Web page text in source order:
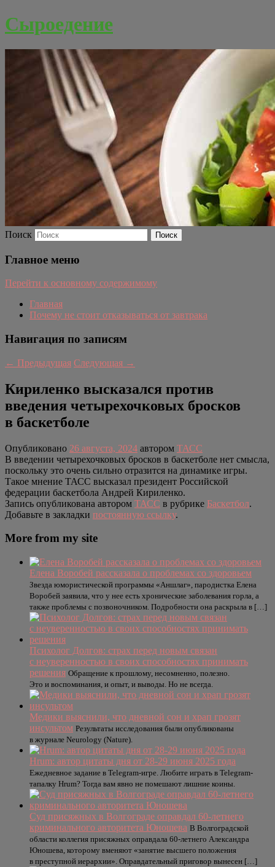
Сыроедение
Поиск
Главное меню
Перейти к основному содержимому
Главная
Почему не стоит отказываться от завтрака
Навигация по записям
← Предыдущая Следующая →
Кириленко высказался против
введения четырехочковых бросков
в баскетболе
Опубликовано 26 августа, 2024 автором ТАСС
В введении четырехочковых бросков в баскетболе нет смысла,
поскольку это очень сильно отразится на динамике игры.
Такое мнение ТАСС высказал президент Российской
федерации баскетбола Андрей Кириленко.
Запись опубликована автором ТАСС в рубрике Баскетбол.
Добавьте в закладки постоянную ссылку.
More from my site
Елена Воробей рассказала о проблемах со здоровьем
Звезда юмористической программы «Аншлаг», пародистка Елена
Воробей заявила, что у нее есть хронические заболевания горла, а
также проблемы с позвоночником. Подробности она раскрыла в […]
Психолог Долгов: страх перед новым связан
с неуверенностью в своих способностях принимать
решения Обращение к прошлому, несомненно, полезно.
Это и воспоминания, и опыт, и выводы. Но не всегда.
Медики выяснили, что дневной сон и храп грозят
инсультом Результаты исследования были опубликованы
в журнале Neurology (Nature).
Hrum: автор цитаты дня от 28-29 июня 2025 года
Ежедневное задание в Telegram-игре. Любите играть в Telegram-
тапалку Hrum? Тогда вам явно не помешают лишние коины.
Суд присяжных в Волгограде оправдал 60-летнего
криминального авторитета Юношева В Волгоградской
области коллегия присяжных оправдала 60-летнего Александра
Юношева, которому вменяют «занятие высшего положения
в преступной иерархии». Оправдательный приговор вынесен […]